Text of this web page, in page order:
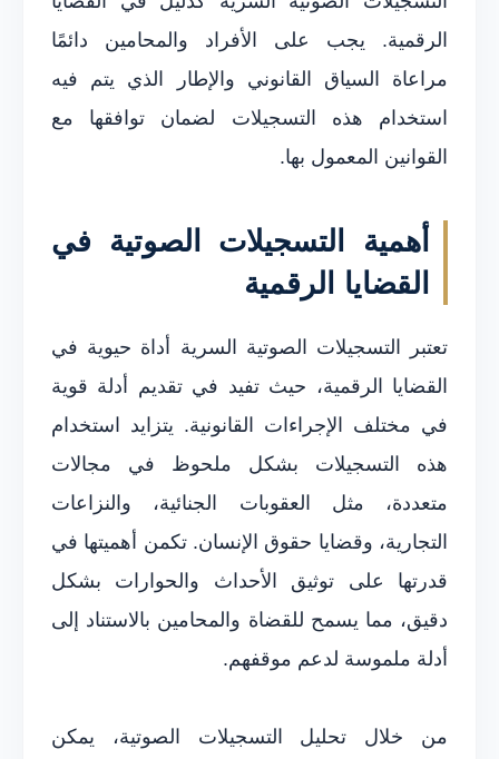
الرقمية. يجب على الأفراد والمحامين دائمًا
مراعاة السياق القانوني والإطار الذي يتم فيه
استخدام هذه التسجيلات لضمان توافقها مع
القوانين المعمول بها.
أهمية التسجيلات الصوتية في
القضايا الرقمية
تعتبر التسجيلات الصوتية السرية أداة حيوية في
القضايا الرقمية، حيث تفيد في تقديم أدلة قوية
في مختلف الإجراءات القانونية. يتزايد استخدام
هذه التسجيلات بشكل ملحوظ في مجالات
متعددة، مثل العقوبات الجنائية، والنزاعات
التجارية، وقضايا حقوق الإنسان. تكمن أهميتها في
قدرتها على توثيق الأحداث والحوارات بشكل
دقيق، مما يسمح للقضاة والمحامين بالاستناد إلى
أدلة ملموسة لدعم موقفهم.
من خلال تحليل التسجيلات الصوتية، يمكن